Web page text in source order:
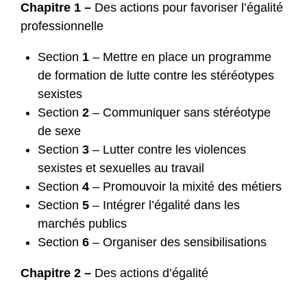
Chapitre 1 – Des actions pour favoriser l’égalité
professionnelle
Section 1 – Mettre en place un programme
de formation de lutte contre les stéréotypes
sexistes
Section 2 – Communiquer sans stéréotype
de sexe
Section 3 – Lutter contre les violences
sexistes et sexuelles au travail
Section 4 – Promouvoir la mixité des métiers
Section 5 – Intégrer l’égalité dans les
marchés publics
Section 6 – Organiser des sensibilisations
Chapitre 2 – Des actions d’égalité